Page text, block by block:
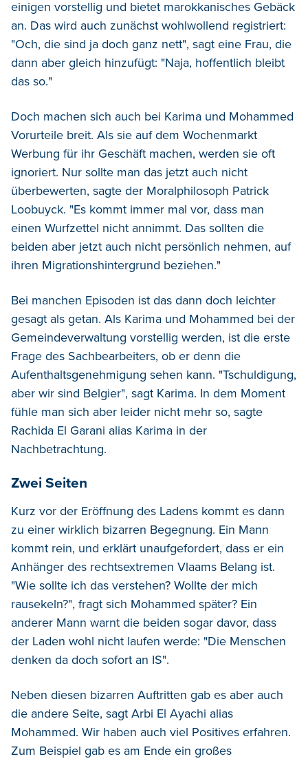
einigen vorstellig und bietet marokkanisches Gebäck
an. Das wird auch zunächst wohlwollend registriert:
"Och, die sind ja doch ganz nett", sagt eine Frau, die
dann aber gleich hinzufügt: "Naja, hoffentlich bleibt
das so."
Doch machen sich auch bei Karima und Mohammed
Vorurteile breit. Als sie auf dem Wochenmarkt
Werbung für ihr Geschäft machen, werden sie oft
ignoriert. Nur sollte man das jetzt auch nicht
überbewerten, sagte der Moralphilosoph Patrick
Loobuyck. "Es kommt immer mal vor, dass man
einen Wurfzettel nicht annimmt. Das sollten die
beiden aber jetzt auch nicht persönlich nehmen, auf
ihren Migrationshintergrund beziehen."
Bei manchen Episoden ist das dann doch leichter
gesagt als getan. Als Karima und Mohammed bei der
Gemeindeverwaltung vorstellig werden, ist die erste
Frage des Sachbearbeiters, ob er denn die
Aufenthaltsgenehmigung sehen kann. "Tschuldigung,
aber wir sind Belgier", sagt Karima. In dem Moment
fühle man sich aber leider nicht mehr so, sagte
Rachida El Garani alias Karima in der
Nachbetrachtung.
Zwei Seiten
Kurz vor der Eröffnung des Ladens kommt es dann
zu einer wirklich bizarren Begegnung. Ein Mann
kommt rein, und erklärt unaufgefordert, dass er ein
Anhänger des rechtsextremen Vlaams Belang ist.
"Wie sollte ich das verstehen? Wollte der mich
rausekeln?", fragt sich Mohammed später? Ein
anderer Mann warnt die beiden sogar davor, dass
der Laden wohl nicht laufen werde: "Die Menschen
denken da doch sofort an IS".
Neben diesen bizarren Auftritten gab es aber auch
die andere Seite, sagt Arbi El Ayachi alias
Mohammed. Wir haben auch viel Positives erfahren.
Zum Beispiel gab es am Ende ein großes